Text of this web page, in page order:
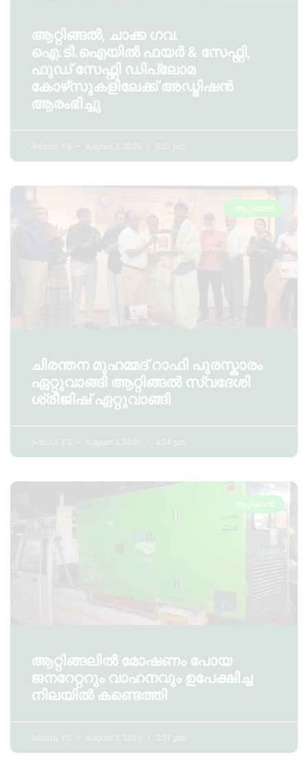
ആറ്റിങ്ങൽ, ചാക്ക ഗവ.
ഐ.ടി.ഐയിൽ ഫയർ & സേഫ്റ്റി,
ഫുഡ് സേഫ്റ്റി ഡിപ്ലോമ
കോഴ്‌സുകളിലേക്ക് അഡ്മിഷൻ
ആരംഭിച്ചു
Admin YS August 3, 2026 5:02 pm
ആറ്റിങ്ങൽ
ചിരന്തന മുഹമ്മദ് റാഫി പുരസ്കാരം
ഏറ്റുവാങ്ങി ആറ്റിങ്ങൽ സ്വദേശി
ശ്രീജിഷ് ഏറ്റുവാങ്ങി
Admin YS August 3, 2026 4:24 pm
ആറ്റിങ്ങൽ
ആറ്റിങ്ങലിൽ മോഷണം പോയ
ജനറേറ്ററും വാഹനവും ഉപേക്ഷിച്ച
നിലയിൽ കണ്ടെത്തി
Admin YS August 2, 2026 2:37 pm